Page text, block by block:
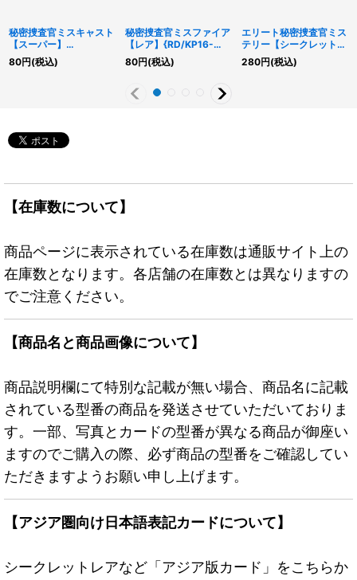
秘密捜査官ミスキャスト
【スーパー】
{RD/5TH1-JP113}《RD
モンスター》
80円(税込)
秘密捜査官ミスファイア
【レア】{RD/KP16-
JP022}《RDモンスタ
ー》
80円(税込)
エリート秘密捜査官ミス
テリー【シークレット】
{RD/KP14-JP022}
《RDモンスター》
280円(税込)
【在庫数について】
商品ページに表示されている在庫数は通販サイト上の
在庫数となります。各店舗の在庫数とは異なりますの
でご注意ください。
【商品名と商品画像について】
商品説明欄にて特別な記載が無い場合、商品名に記載
されている型番の商品を発送させていただいておりま
す。一部、写真とカードの型番が異なる商品が御座い
ますのでご購入の際、必ず商品の型番をご確認してい
ただきますようお願い申し上げます。
【アジア圏向け日本語表記カードについて】
シークレットレアなど「アジア版カード」をこちらか